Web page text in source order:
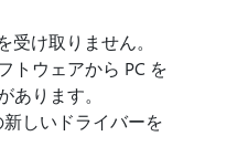
け取りません。
トウェアから PC を
ります。
しいドライバーを